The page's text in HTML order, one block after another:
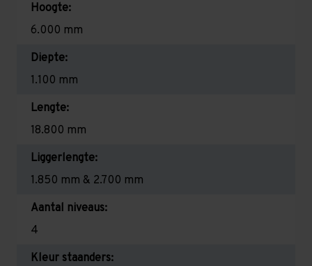
Hoogte:
6.000 mm
Diepte:
1.100 mm
Lengte:
18.800 mm
Liggerlengte:
1.850 mm & 2.700 mm
Aantal niveaus:
4
Kleur staanders: